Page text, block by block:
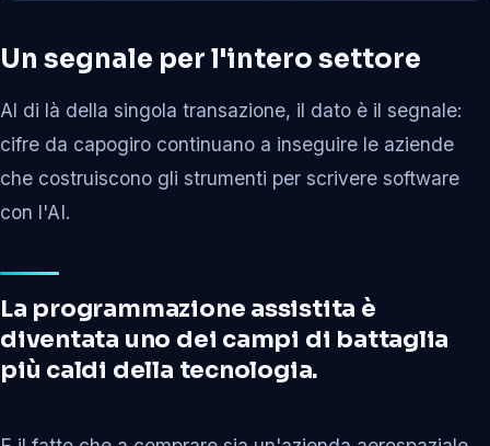
Un segnale per l'intero settore
Al di là della singola transazione, il dato è il segnale:
cifre da capogiro continuano a inseguire le aziende
che costruiscono gli strumenti per scrivere software
con l'AI.
La programmazione assistita è
diventata uno dei campi di battaglia
più caldi della tecnologia.